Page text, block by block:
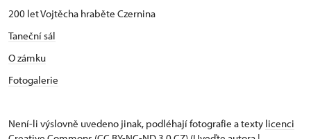
200 let Vojtěcha hraběte Czernina
Taneční sál
O zámku
Fotogalerie
Není-li výslovně uvedeno jinak, podléhají fotografie a texty licenci